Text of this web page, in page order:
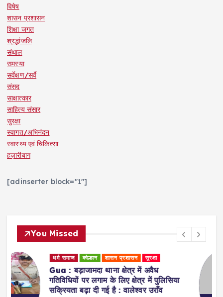
विषेष
शासन प्रशासन
शिक्षा जगत
श्रद्धांजलि
संथाल
समस्या
सर्वेक्षण/सर्वे
संसद
साक्षात्कार
साहित्य संसार
सुरक्षा
स्वागत/अभिनंदन
स्वास्थ्य एवं चिकित्सा
हज़ारीबाग
[adinserter block="1"]
You Missed
धर्म समाज स्वास्थ्य एवं चिकित्सा
Ranchi : प्राकृतिक चिकित्सा के जरिए मरीजों
को स्वस्थ जीवन की राह दिखा रहीं डॉ. अरवशी
पांडे